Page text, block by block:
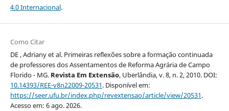
4.0 Internacional.
Como Citar
DE , Adriany et al. Primeiras reflexões sobre a formação continuada
de professores dos Assentamentos de Reforma Agrária de Campo
Florido - MG. Revista Em Extensão, Uberlândia, v. 8, n. 2, 2010. DOI:
10.14393/REE-v8n22009-20531. Disponível em:
https://seer.ufu.br/index.php/revextensao/article/view/20531.
Acesso em: 6 ago. 2026.